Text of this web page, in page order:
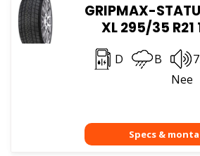
GRIPMAX-
XL 295/35 R21
D B
Nee